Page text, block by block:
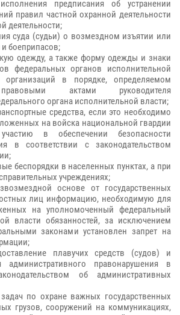
предписания об устранении
правил частной охранной деятельности
деятельности;
суда (судьи) о возмездном изъятии или
боеприпасов;
одежду, а также форму одежды и знаки
федеральных органов исполнительной
организаций в порядке, определяемом
актами руководителя
органа исполнительной власти;
средства, если это необходимо
на войска национальной гвардии
в обеспечении безопасности
в соответствии с законодательством
беспорядки в населенных пунктах, а при
учреждениях;
основе от государственных
лиц информацию, необходимую для
на уполномоченный федеральный
власти обязанностей, за исключением
законами установлен запрет на
плавучих средств (судов) и
административного правонарушения в
об административных
по охране важных государственных
грузов, сооружений на коммуникациях,